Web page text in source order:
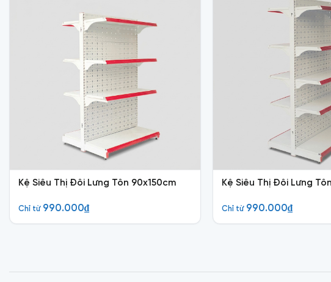
Kệ Siêu Thị Đôi Lưng Tôn 90x150cm
Chỉ từ 990.000₫
Kệ Siêu Thị Đôi Lưng
Chỉ từ 990.000₫